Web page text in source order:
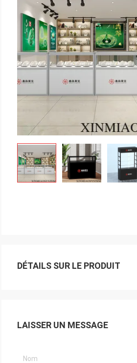
DÉTAILS SUR LE PRODUIT
LAISSER UN MESSAGE